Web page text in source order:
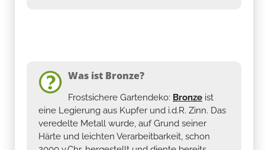
Was ist Bronze?
Frostsichere Gartendeko: Bronze ist
eine Legierung aus Kupfer und i.d.R. Zinn. Das
veredelte Metall wurde, auf Grund seiner
Härte und leichten Verarbeitbarkeit, schon